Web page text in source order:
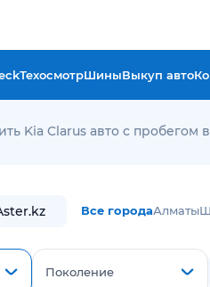
ТехосмотрШиныВыкуп авто
Kia Clarus авто с пробегом
Все городаАлматы
Поколение